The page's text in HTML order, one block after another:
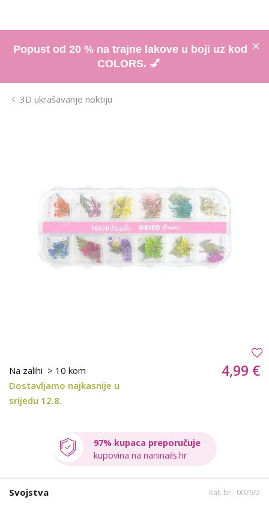
Popust od 20 % na trajne lakove u boji uz kod
COLORS. 💅
3D ukrašavanje noktiju
Na zalihi > 10 kom
Dostavljamo najkasnije u
srijedu 12.8.
4,99 €
97% kupaca preporučuje
kupovina na naninails.hr
Svojstva Kat. br.: 0029/2